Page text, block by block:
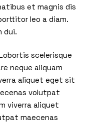
et magnis dis
leo a diam.
dui.
scelerisque
neque aliquam
aliquet eget sit
volutpat
viverra aliquet
maecenas